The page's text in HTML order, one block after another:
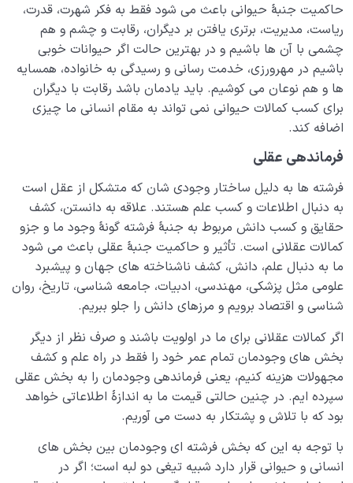
حاکمیت جنبۀ حیوانی باعث می‌ شود فقط به فکر شهرت، قدرت،
ریاست، مدیریت، برتری یافتن بر دیگران، رقابت و چشم و هم‌
چشمی با آن‌ ها باشیم و در بهترین حالت اگر حیوانات خوبی
باشیم در مهرورزی، خدمت‌ رسانی و رسیدگی به خانواده، همسایه‌
ها و هم‌ نوعان می‌ کوشیم. باید یادمان باشد رقابت با دیگران
برای کسب کمالات حیوانی نمی‌ تواند به مقام انسانی ما چیزی
اضافه کند.
فرماندهی عقلی
فرشته ­ها به دلیل ساختار وجودی شان که متشکل از عقل است
به دنبال اطلاعات و کسب علم هستند. علاقه به دانستن، کشف
حقایق و کسب دانش مربوط به جنبۀ فرشته ­گونۀ وجود ما و جزو
کمالات عقلانی است. تأثیر و حاکمیت جنبۀ عقلی باعث می‌ شود
ما به دنبال علم، دانش، کشف ناشناخته‌ های جهان و پیشبرد
علومی مثل پزشکی، مهندسی، ادبیات، جامعه‌ شناسی، تاریخ، روان‌
شناسی و اقتصاد برویم و مرزهای دانش را جلو ببریم.
اگر کمالات عقلانی برای ما در اولویت باشند و صرف‌ نظر از دیگر
بخش‌ های وجودمان تمام عمر خود را فقط در راه علم و کشف
مجهولات هزینه کنیم، یعنی فرماندهی وجودمان را به بخش عقلی
سپرده‌ ایم. در چنین حالتی قیمت ما به اندازۀ اطلاعاتی خواهد
بود که با تلاش و پشتکار به دست می‌ آوریم.
با توجه به این‌ که بخش فرشته‌ ای وجودمان بین بخش‌ های
انسانی و حیوانی قرار دارد شبیه تیغی دو لبه است؛ اگر در